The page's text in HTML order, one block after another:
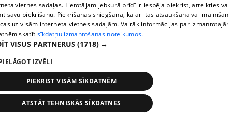
pirms 1 nedēļas, 1 dienas
Melleņu zelta drudzis: kas nosaka iepirkuma
cenu?
vietnes sadaļas. Lietotājam jebkurā brīdī ir iespēja piekrist, atteikties
savu piekrišanu. Piekrišanas sniegšana, kā arī tās atsaukšana vai
uz visām interneta vietnes sadaļām. Vairāk informācijas par
skatīt sīkdatņu izmantošanas noteikumos.
VISUS PARTNERUS (1718) →
IZVĒLI
PIEKRIST VISĀM SĪKDATNĒM
ATSTĀT TEHNISKĀS SĪKDATNES